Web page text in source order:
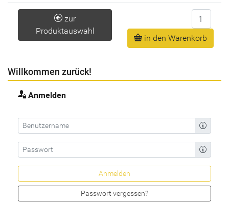
zur
Produktauswahl
Anzahl
in den Warenkorb
Willkommen zurück!
Anmelden
Passwort vergessen?